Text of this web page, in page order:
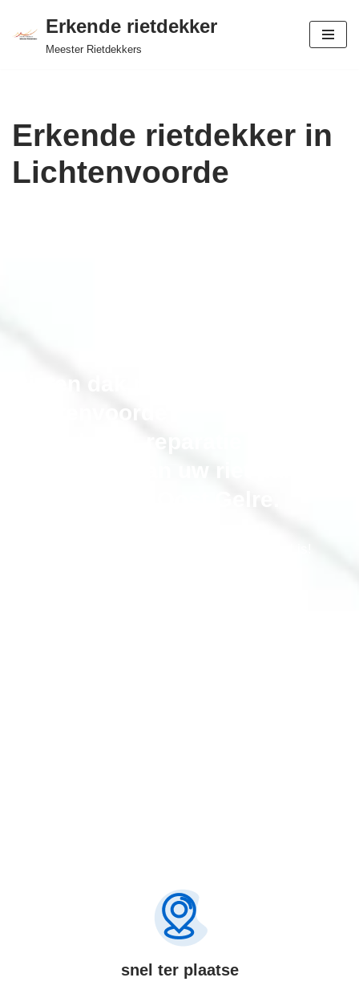
Ga
Erkende rietdekker
Meester Rietdekkers
Erkende rietdekker in
Lichtenvoorde
snel ter plaatse